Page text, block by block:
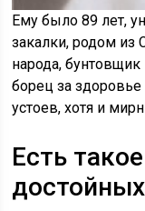
Ему было 89 лет,
закалки, родом из
народа,
борец за
устоев, хотя и
Есть